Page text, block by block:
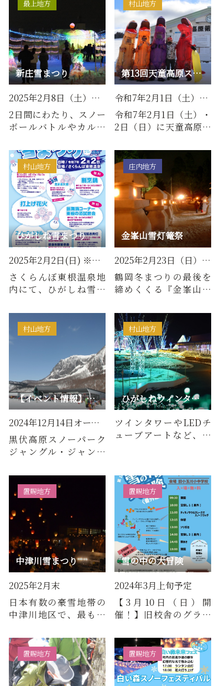
新庄雪まつり
最上地方
2025年2月8日（土）・2月9日（日）
2日間にわたり、スノー
ボールバトルやカルタ
ィングなどが行われ、
夜には…
第13回天童高原スノーパークフェスタ
村山地方
令和7年2月1日（土）・2日(日)
令和7年2月1日（土）・
2日（日）に天童高原ス
13回天童高原スノーパ
ークフ…
ひがしね雪まつり
村山地方
2025年2月2日(日) ※くせの市については2月1日(土)も開催
さくらんぼ東根温泉地
内にて、ひがしね雪ま
す！節分豆まき大会や
冬の澄んだ…
金峯山雪灯篭祭
庄内地方
2025年2月23日（日） ※例年2月下旬開催
鶴岡冬まつりの最後を
締めくくる『金峯山雪
は、雪の参道を多くの
男女が手…
【イベント情報】黒伏高原スノーパーク ジャングルジャングル
村山地方
2024年12月14日オープン
黒伏高原スノーパーク
ジャングル・ジャング
ントが盛りだくさん！
子供だけ…
ひがしねウィンターフェスティバル
村山地方
ツインタワーやLEDチ
ューブアートなど、さ
中津川雪まつり
置賜地方
2025年2月末
日本有数の豪雪地帯の
中津川地区で、最も雪
に「中津川雪祭り」が
開催され…
雪の中の大冒険
置賜地方
2024年3月上旬予定
【3月10日（日）開
催！】旧校舎のグラウ
た雪を楽しむイベント
が「雪の中…
置賜地方 置賜地方